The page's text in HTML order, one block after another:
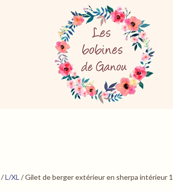
/L/XL / Gilet de berger extérieur en sherpa intérieur